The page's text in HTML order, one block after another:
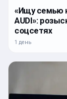
«Ищу семью
AUDI»:
соцсетях
1 день